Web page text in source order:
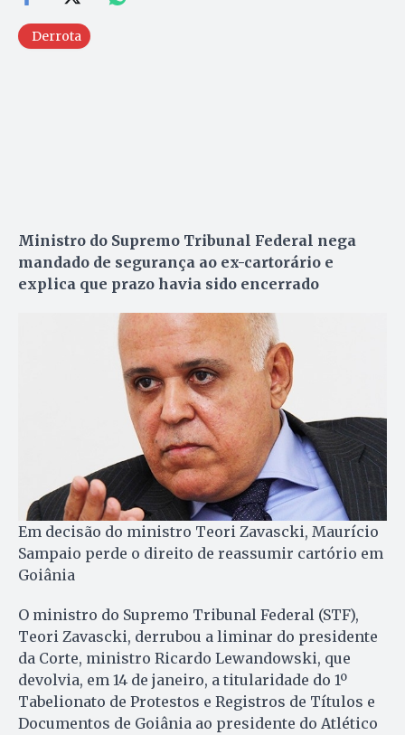
Derrota
Ministro do Supremo Tribunal Federal nega
mandado de segurança ao ex-cartorário e
explica que prazo havia sido encerrado
Em decisão do ministro Teori Zavascki, Maurício
Sampaio perde o direito de reassumir cartório em
Goiânia
O ministro do Supremo Tribunal Federal (STF),
Teori Zavascki, derrubou a liminar do presidente
da Corte, ministro Ricardo Lewandowski, que
devolvia, em 14 de janeiro, a titularidade do 1º
Tabelionato de Protestos e Registros de Títulos e
Documentos de Goiânia ao presidente do Atlético